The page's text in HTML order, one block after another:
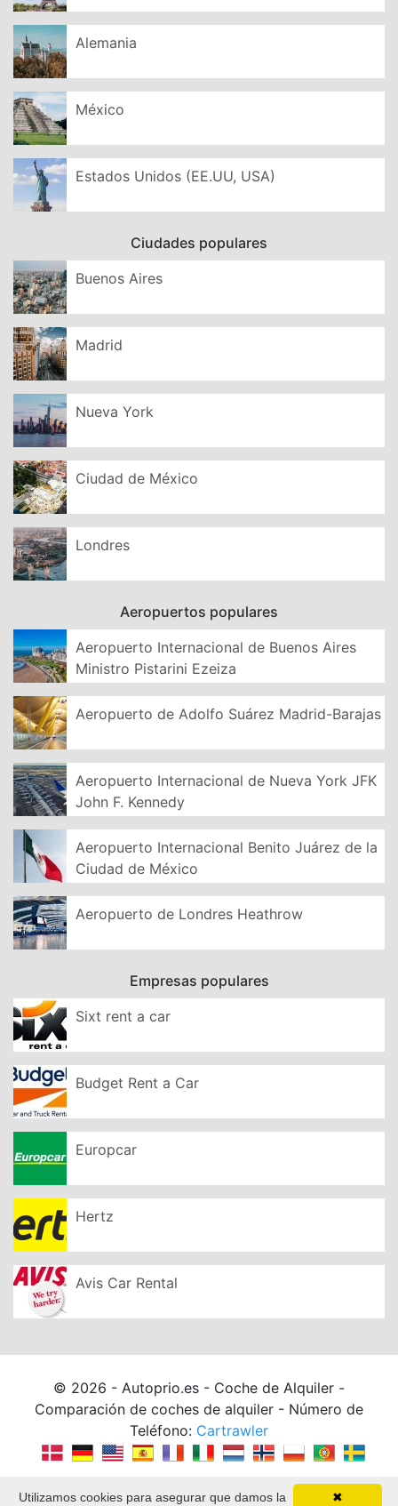
Alemania
México
Estados Unidos (EE.UU, USA)
Ciudades populares
Buenos Aires
Madrid
Nueva York
Ciudad de México
Londres
Aeropuertos populares
Aeropuerto Internacional de Buenos Aires
Ministro Pistarini Ezeiza
Aeropuerto de Adolfo Suárez Madrid-Barajas
Aeropuerto Internacional de Nueva York JFK
John F. Kennedy
Aeropuerto Internacional Benito Juárez de la
Ciudad de México
Aeropuerto de Londres Heathrow
Empresas populares
Sixt rent a car
Budget Rent a Car
Europcar
Hertz
Avis Car Rental
© 2026 - Autoprio.es - Coche de Alquiler -
Comparación de coches de alquiler - Número de
Teléfono: Cartrawler
✖
Utilizamos cookies para asegurar que damos la